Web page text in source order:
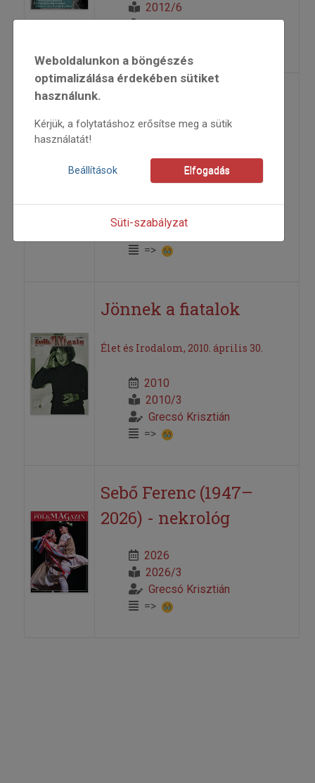
2012/6
Hová tűntek a
táncosok?
Élet és Irodalom, 2010. július 9.
2010/4
=>
Jönnek a fiatalok
Élet és Irodalom, 2010. április 30.
2010
2010/3
Grecsó Krisztián
=>
Sebő Ferenc (1947–
2026) - nekrológ
2026
2026/3
Grecsó Krisztián
=>
Weboldalunkon a böngészés
optimalizálása érdekében sütiket
használunk.
Kérjük, a folytatáshoz erősítse meg a sütik
használatát!
Beállítások Elfogadás
Süti-szabályzat